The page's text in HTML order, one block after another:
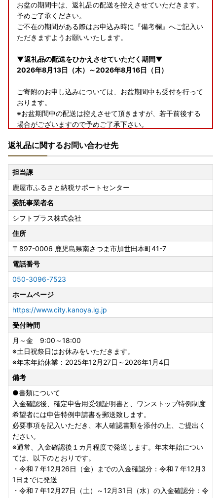
お盆の期間中は、返礼品の配送を控えさせていただきます。
予めご了承ください。
ご不在の期間がある際はお申込み時に『備考欄』へご記入い
ただきますようお願いいたします。
▼返礼品の配送をひかえさせていただく期間▼
2026年8月13日（木）～2026年8月16日（日）
ご寄附のお申し込みについては、お盆期間中も受付を行って
おります。
※お盆期間中の配送は控えさせて頂きますが、若干前後する
場合がございますので予めご了承下さい。
―――――――――――――――――――――――――――
―――――――――――――――――――
＜鹿児島県鹿屋市より大切なお知らせ＞
【10月1日(木)より寄附額改定予定】
本年10月の募集経費基準の改正にむけて、
び容量の変更をすることがございます。
突然の変更の場合もございますのでご了承ください。
※今後4年間、多数の返礼品で寄附額等の見直しが続くな
か、適正運用に伴う体制上の都合により 事前告知が困難な
状況です。
※何卒ご理解いただき、 今後も鹿屋市の応援をお願いいたし
ます。
―――――――――――――――――――――――――――
―――――――――――――――――――
→→鹿屋市おすすめ！うなぎ特集はこちらから←←
→→鹿屋市おすすめ！毎月29日は「肉の日」！肉特集はこち
らから←←
―――――――――――――――――――――――――――
―――――――――――――――――――
【 重要 】本市特設サイトを装った「なりすましメール」に
関する注意喚起
本市特設サイトのメールアドレスを装った「なりすましメー
ル」が、本市以外のメールサーバーより発信されている事実
を確認いたしました。
これらは本市になりすまして送信された迷惑メールであるた
返礼品に関するお問い合わせ先
担当課
鹿屋市ふるさと納税サポートセンター
委託事業者名
シフトプラス株式会社
住所
〒897-0006 鹿児島県南さつま市加世田本町41-7
電話番号
050-3096-7523
ホームページ
https://www.city.kanoya.lg.jp
受付時間
月～金 9:00～18:00
※土日祝祭日はお休みをいただきます。
※年末年始休業：2025年12月27日～2026年1月4日
備考
●書類について
入金確認後、確定申告用受領証明書と、ワンストップ特例制度
希望者には申告特例申請書を郵送致します。
必要事項を記入いただき、本人確認書類を添付の上、ご提出く
ださい。
※通常、入金確認後１カ月程度で発送します。年末年始につい
ては、以下のとおりです。
・令和７年12月26日（金）までの入金確認分：令和７年12月3
1日までに発送
・令和７年12月27日（土）～12月31日（水）の入金確認分：令